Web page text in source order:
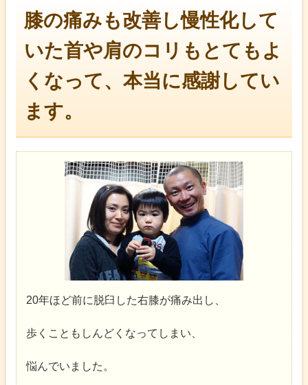
膝の痛みも改善し慢性化して
いた首や肩のコリもとてもよ
くなって、本当に感謝してい
ます。
20年ほど前に脱臼した右膝が痛み出し、
歩くこともしんどくなってしまい、
悩んでいました。